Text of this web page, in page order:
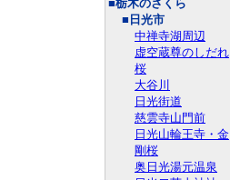
■栃木のさくら
■日光市
中禅寺湖周辺
虚空蔵尊のしだれ
桜
大谷川
日光街道
慈雲寺山門前
日光山輪王寺・金
剛桜
奥日光湯元温泉